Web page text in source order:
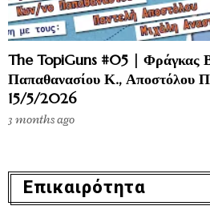
The TopiGuns #05 | Φράγκας
Παπαθανασίου Κ., Αποστόλου
15/5/2026
3 months ago
Επικαιρότητα